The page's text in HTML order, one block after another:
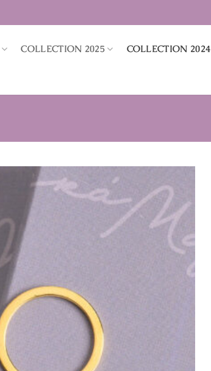
COLLECTION 2025 COLLECTION 2024